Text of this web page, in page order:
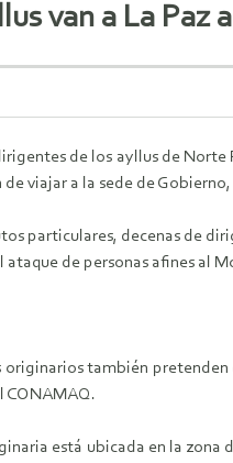
van a La Paz
de los ayllus de
de viajar a la sede de
particulares, decenas de
ataque de personas afines al
también
CONAMAQ.
está ubicada en la